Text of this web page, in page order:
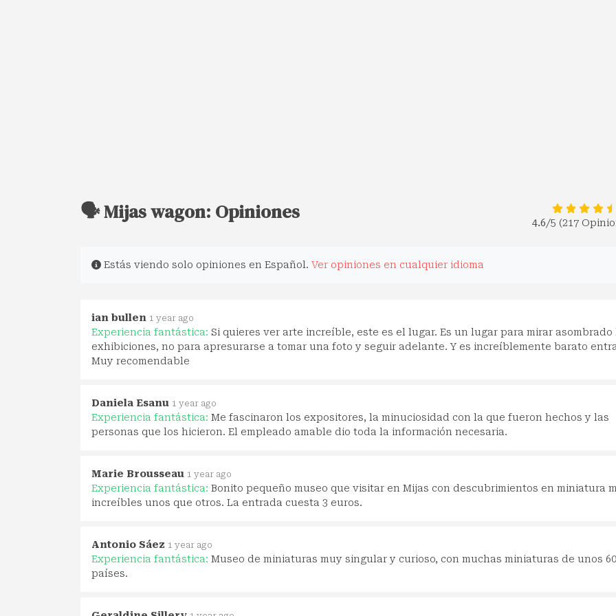
🗣️ Mijas wagon: Opiniones 4.6/5 (217
Estás viendo solo opiniones en Español. Ver opiniones en cualquier idioma
ian bullen 1 year ago
Experiencia fantástica: Si quieres ver arte increíble, este es el lugar. Es un lugar para mirar asombrado
exhibiciones, no para apresurarse a tomar una foto y seguir adelante. Y es increíblemente barato
Muy recomendable
Daniela Esanu 1 year ago
Experiencia fantástica: Me fascinaron los expositores, la minuciosidad con la que fueron hechos y las
personas que los hicieron. El empleado amable dio toda la información necesaria.
Marie Brousseau 1 year ago
Experiencia fantástica: Bonito pequeño museo que visitar en Mijas con descubrimientos en miniatura
increíbles unos que otros. La entrada cuesta 3 euros.
Antonio Sáez 1 year ago
Experiencia fantástica: Museo de miniaturas muy singular y curioso, con muchas miniaturas de unos 60
países.